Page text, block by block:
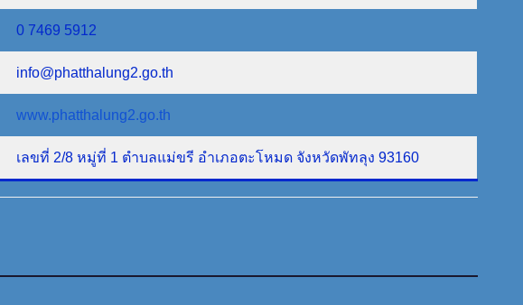
0 7469 5912
info@phatthalung2.go.th
www.phatthalung2.go.th
เลขที่ 2/8 หมู่ที่ 1 ตำบลแม่ขรี อำเภอตะโหมด จังหวัดพัทลุง 93160